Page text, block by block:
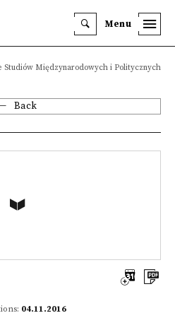
Menu
Studiów Międzynarodowych i Politycznych
Back
04.11.2016